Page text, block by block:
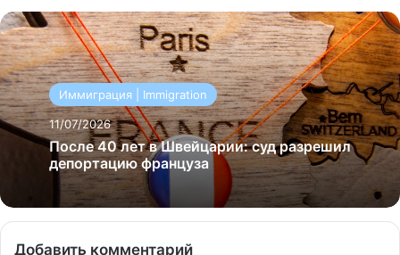
Иммиграция | Immigration
11/07/2026
После 40 лет в Швейцарии: суд разрешил
депортацию француза
Добавить комментарий